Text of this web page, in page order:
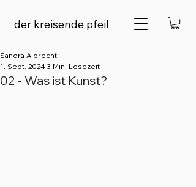
der kreisende pfeil
02 - Was ist Kunst?
Sandra Albrecht
1. Sept. 20243 Min. Lesezeit